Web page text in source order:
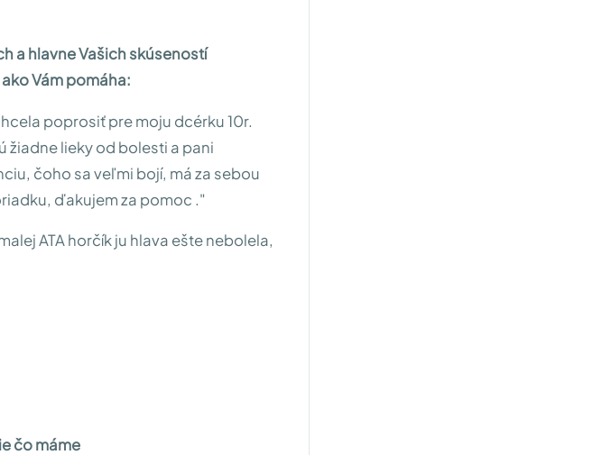
a hlavne Vašich skúseností
Vám pomáha:
poprosiť pre moju dcérku 10r.
žiadne lieky od bolesti a pani
čoho sa veľmi bojí, má za sebou
ďakujem za pomoc ."
ATA horčík ju hlava ešte nebolela,
čo máme